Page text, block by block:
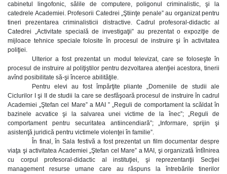
cabinetul lingofonic, sălile de computere, poligonul criminalistic, şi la
catedrele Academiei. Profesorii Catedrei „Ştiinţe penale” au organizat pentru
tineri prezentarea criminalisticii distractive. Cadrul profesoral-didactic al
Catedrei „Activitate specială de investigaţii” au prezentat o expoziţie de
mijloace tehnice speciale folosite în procesul de instruire şi în activitatea
poliţiei.
Ulterior a fost prezentat un modul televizat, care se foloseşte în
procesul de instruire al poliţiştilor pentru dezvoltarea atenţiei acestora, tinerii
avînd posibilitate să-şi încerce abilităţile.
Pentru elevi au fost împărţite pliante „Domeniile de studii ale
Ciclurilor I şi II de studii la care se desfăşoară procesul de instruire în cadrul
Academiei „Ştefan cel Mare” a MAI ” „Reguli de comportament la scăldat în
bazinele acvatice şi la salvarea unei victime de la înec”; „Reguli de
comportament pentru securitatea antiincendiară”; „Informare, sprijin şi
asistenţă juridică pentru victimele violenţei în familie”.
În final, în Sala festivă a fost prezentat un film documentar despre
viaţa şi activitatea Academiei „Ştefan cel Mare” a MAI, şi organizată întîlnirea
cu corpul profesoral-didactic al instituţiei, şi reprezentanţii Secţiei
management resurse umane care au răspuns la întrebările tinerilor